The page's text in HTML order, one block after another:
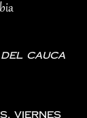
Cauca
viernes